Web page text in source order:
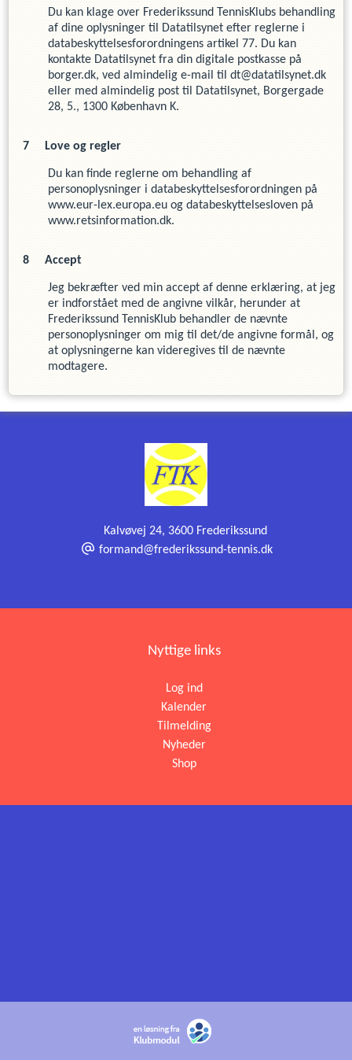
Du kan klage over Frederikssund TennisKlubs behandling
af dine oplysninger til Datatilsynet efter reglerne i
databeskyttelsesforordningens artikel 77. Du kan
kontakte Datatilsynet fra din digitale postkasse på
borger.dk, ved almindelig e-mail til dt@datatilsynet.dk
eller med almindelig post til Datatilsynet, Borgergade
28, 5., 1300 København K.
Love og regler
Du kan finde reglerne om behandling af
personoplysninger i databeskyttelsesforordningen på
www.eur-lex.europa.eu og databeskyttelsesloven på
www.retsinformation.dk.
Accept
Jeg bekræfter ved min accept af denne erklæring, at jeg
er indforstået med de angivne vilkår, herunder at
Frederikssund TennisKlub behandler de nævnte
personoplysninger om mig til det/de angivne formål, og
at oplysningerne kan videregives til de nævnte
modtagere.
Kalvøvej 24, 3600 Frederikssund
formand@frederikssund-tennis.dk
Nyttige links
Log ind
Kalender
Tilmelding
Nyheder
Shop